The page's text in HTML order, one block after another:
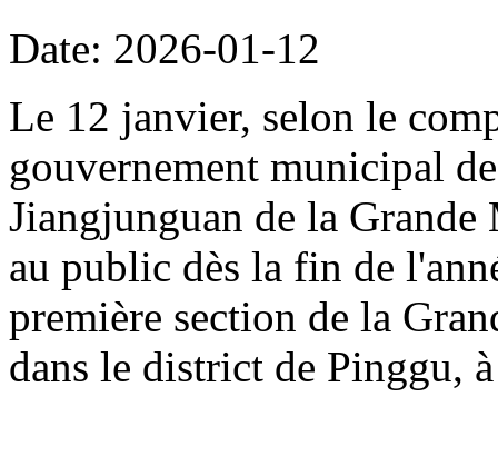
Date: 2026-01-12
Le 12 janvier, selon le
gouvernement municipal
Jiangjunguan de la
au public dès la fin de
première section de la
dans le district de Pinggu,